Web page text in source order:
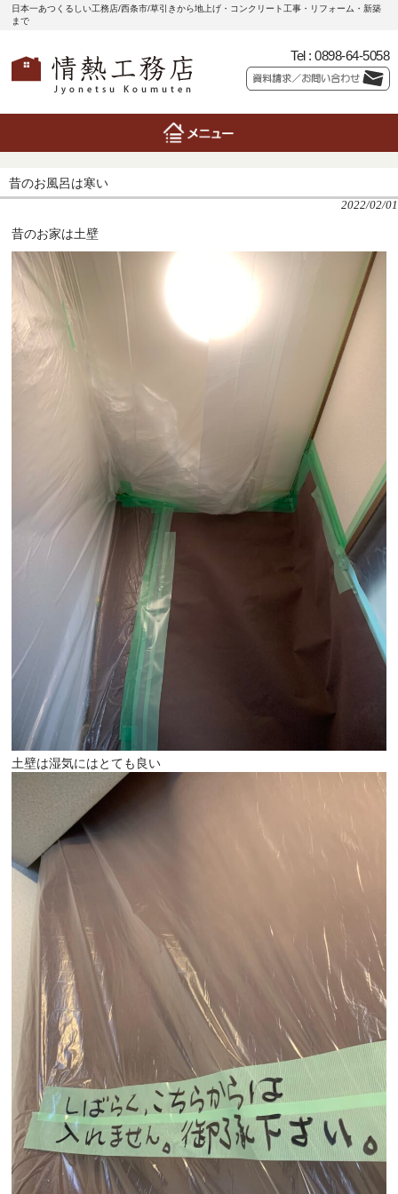
日本一あつくるしい工務店/西条市/草引きから地上げ・コンクリート工事・リフォーム・新築
まで
Tel : 0898-64-5058
昔のお風呂は寒い
2022/02/01
昔のお家は土壁
土壁は湿気にはとても良い